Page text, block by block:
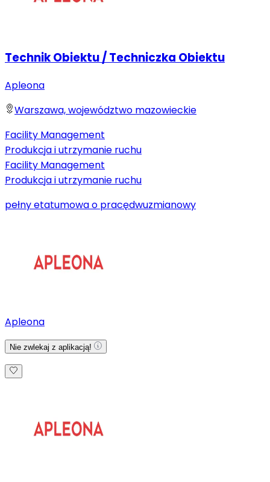
Technik Obiektu / Techniczka Obiektu
Apleona
Warszawa, województwo mazowieckie
Facility Management
Produkcja i utrzymanie ruchu
Facility Management
Produkcja i utrzymanie ruchu
pełny etatumowa o pracędwuzmianowy
Apleona
Nie zwlekaj z aplikacją!